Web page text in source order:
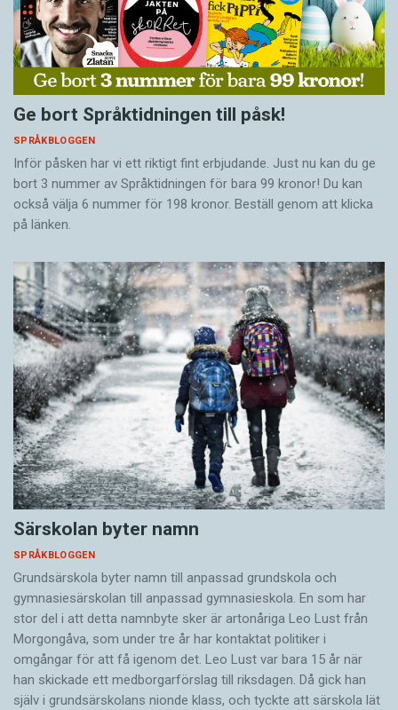
Ge bort Språktidningen till påsk!
SPRÅKBLOGGEN
Inför påsken har vi ett riktigt fint erbjudande. Just nu kan du ge
bort 3 nummer av Språktidningen för bara 99 kronor! Du kan
också välja 6 nummer för 198 kronor. Beställ genom att klicka
på länken.
Särskolan byter namn
SPRÅKBLOGGEN
Grundsärskola byter namn till anpassad grundskola och
gymnasiesärskolan till anpassad gymnasieskola. En som har
stor del i att detta namnbyte sker är artonåriga Leo Lust från
Morgongåva, som under tre år har kontaktat politiker i
omgångar för att få igenom det. Leo Lust var bara 15 år när
han skickade ett medborgarförslag till riksdagen. Då gick han
själv i grundsärskolans nionde klass, och tyckte att särskola lät